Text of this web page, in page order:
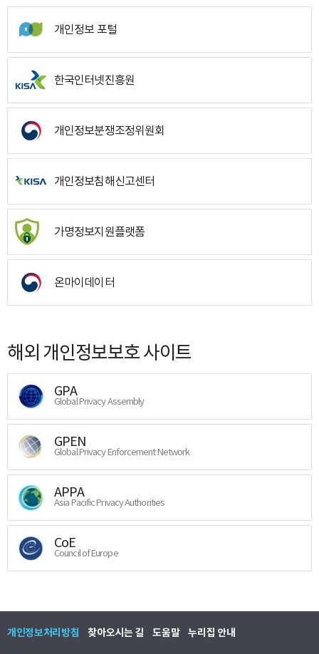
개인정보 포털
한국인터넷진흥원
개인정보분쟁조정위원회
개인정보침해신고센터
가명정보지원플랫폼
온마이데이터
해외 개인정보보호 사이트
GPA
Global Privacy Assembly
GPEN
Global Privacy Enforcement Network
APPA
Asia Pacific Privacy Authorities
CoE
Council of Europe
개인정보처리방침 찾아오시는 길 도움말 누리집 안내